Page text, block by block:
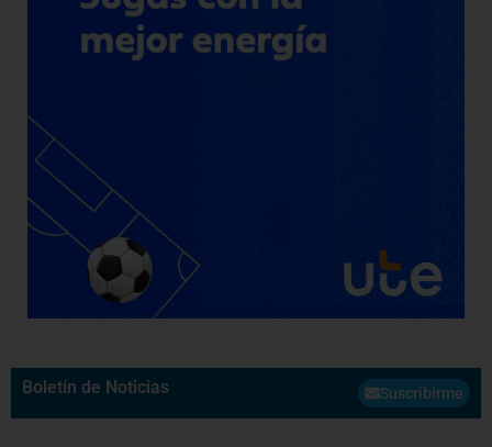
Boletín de Noticias Suscribirme